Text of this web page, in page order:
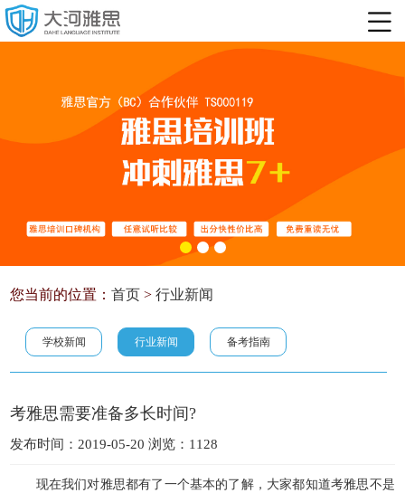
您当前的位置：首页 >行业新闻
学校新闻 行业新闻 备考指南
考雅思需要准备多长时间?
发布时间：2019-05-20 浏览：1128
现在我们对雅思都有了一个基本的了解，大家都知道考雅思不是